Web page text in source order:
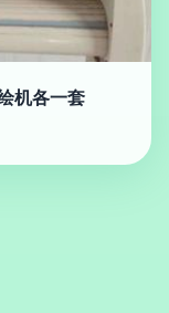
机各一套